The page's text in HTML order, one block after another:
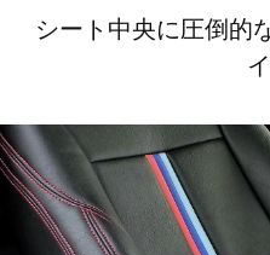
シート中央に圧倒的